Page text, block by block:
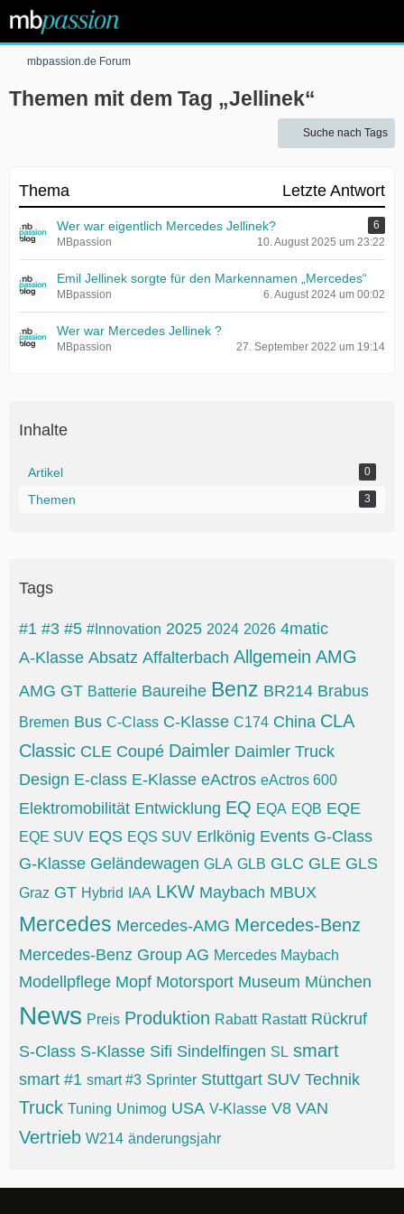
mbpassion.de Forum
Themen mit dem Tag „Jellinek“
Suche nach Tags
Thema Letzte Antwort
Wer war eigentlich Mercedes Jellinek?
6
MBpassion
10. August 2025 um 23:22
Emil Jellinek sorgte für den Markennamen „Mercedes“
MBpassion 6. August 2024 um 00:02
Wer war Mercedes Jellinek ?
MBpassion 27. September 2022 um 19:14
Inhalte
Artikel 0
Themen 3
Tags
#1 #3 #5 #Innovation 2025 2024 2026 4matic
A-Klasse Absatz Affalterbach Allgemein AMG
AMG GT Batterie Baureihe Benz BR214 Brabus
Bremen Bus C-Class C-Klasse C174 China CLA
Classic CLE Coupé Daimler Daimler Truck
Design E-class E-Klasse eActros eActros 600
Elektromobilität Entwicklung EQ EQA EQB EQE
EQE SUV EQS EQS SUV Erlkönig Events G-Class
G-Klasse Geländewagen GLA GLB GLC GLE GLS
Graz GT Hybrid IAA LKW Maybach MBUX
Mercedes Mercedes-AMG Mercedes-Benz
Mercedes-Benz Group AG Mercedes Maybach
Modellpflege Mopf Motorsport Museum München
News Preis Produktion Rabatt Rastatt Rückruf
S-Class S-Klasse Sifi Sindelfingen SL smart
smart #1 smart #3 Sprinter Stuttgart SUV Technik
Truck Tuning Unimog USA V-Klasse V8 VAN
Vertrieb W214 änderungsjahr